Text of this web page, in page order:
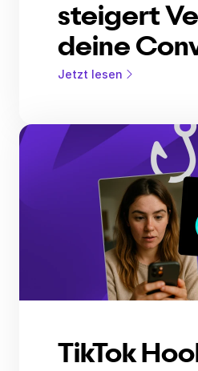
steigert
deine
Jetzt lesen
TikTok